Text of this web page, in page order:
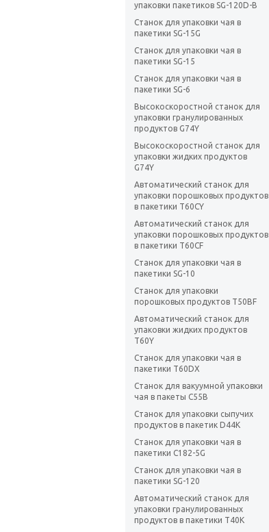
упаковки пакетиков SG-120D-B
Станок для упаковки чая в
пакетики SG-15G
Станок для упаковки чая в
пакетики SG-15
Станок для упаковки чая в
пакетики SG-6
Высокоскоростной станок для
упаковки гранулированных
продуктов G74Y
Высокоскоростной станок для
упаковки жидких продуктов
G74Y
Автоматический станок для
упаковки порошковых продуктов
в пакетики T60CY
Автоматический станок для
упаковки порошковых продуктов
в пакетики T60CF
Станок для упаковки чая в
пакетики SG-10
Станок для упаковки
порошковых продуктов T50BF
Автоматический станок для
упаковки жидких продуктов
T60Y
Станок для упаковки чая в
пакетики T60DX
Станок для вакуумной упаковки
чая в пакеты C55B
Станок для упаковки сыпучих
продуктов в пакетик D44K
Станок для упаковки чая в
пакетики C182-5G
Станок для упаковки чая в
пакетики SG-120
Автоматический станок для
упаковки гранулированных
продуктов в пакетики T40K